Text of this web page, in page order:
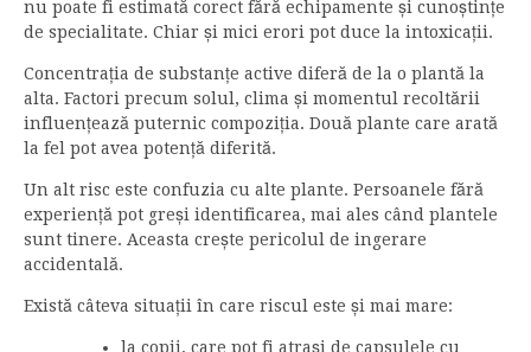
nu poate fi estimată corect fără echipamente și cunoștințe
de specialitate. Chiar și mici erori pot duce la intoxicații.
Concentrația de substanțe active diferă de la o plantă la
alta. Factori precum solul, clima și momentul recoltării
influențează puternic compoziția. Două plante care arată
la fel pot avea potență diferită.
Un alt risc este confuzia cu alte plante. Persoanele fără
experiență pot greși identificarea, mai ales când plantele
sunt tinere. Aceasta crește pericolul de ingerare
accidentală.
Există câteva situații în care riscul este și mai mare:
la copii, care pot fi atrași de capsulele cu